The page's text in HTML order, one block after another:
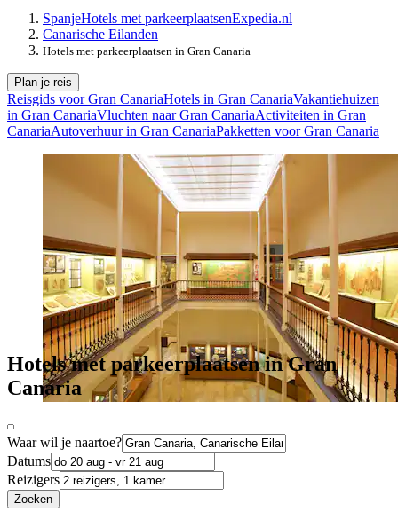
SpanjeHotels met parkeerplaatsenExpedia.nl
Canarische Eilanden
Hotels met parkeerplaatsen in Gran Canaria
Plan je reis
Reisgids voor Gran CanariaHotels in Gran CanariaVakantiehuizen
in Gran CanariaVluchten naar Gran CanariaActiviteiten in Gran
CanariaAutoverhuur in Gran CanariaPakketten voor Gran Canaria
Hotels met parkeerplaatsen in Gran
Canaria
Waar wil je naartoe?
Datums
Reizigers
Zoeken